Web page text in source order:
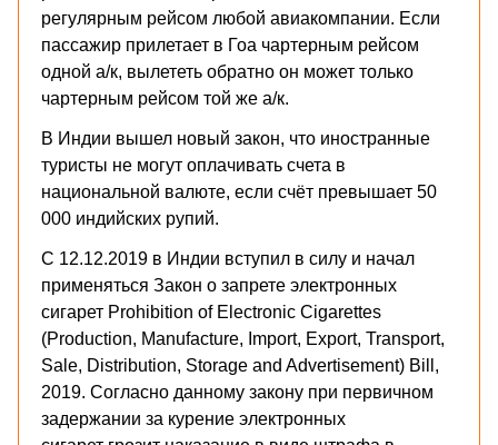
регулярным рейсом любой авиакомпании. Если
пассажир прилетает в Гоа чартерным рейсом
одной а/к, вылететь обратно он может только
чартерным рейсом той же а/к.
В Индии вышел новый закон, что иностранные
туристы не могут оплачивать счета в
национальной валюте, если счёт превышает 50
000 индийских рупий.
С 12.12.2019 в Индии вступил в силу и начал
применяться Закон о запрете электронных
сигарет Prohibition of Electronic Cigarettes
(Production, Manufacture, Import, Export, Transport,
Sale, Distribution, Storage and Advertisement) Bill,
2019. Согласно данному закону при первичном
задержании за курение электронных